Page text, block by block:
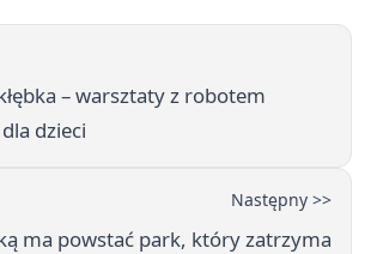
– warsztaty z robotem
dzieci
Następny >>
ma powstać park, który zatrzyma